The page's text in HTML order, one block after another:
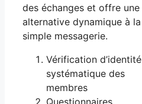
des échanges et offre une
alternative dynamique à la
simple messagerie.
Vérification d’identité
systématique des
membres
Questionnaires